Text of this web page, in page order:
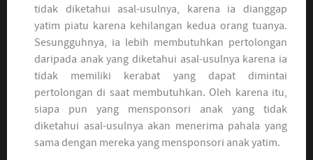
tidak diketahui asal-usulnya, karena ia dianggap
yatim piatu karena kehilangan kedua orang tuanya.
Sesungguhnya, ia lebih membutuhkan pertolongan
daripada anak yang diketahui asal-usulnya karena ia
tidak memiliki kerabat yang dapat dimintai
pertolongan di saat membutuhkan. Oleh karena itu,
siapa pun yang mensponsori anak yang tidak
diketahui asal-usulnya akan menerima pahala yang
sama dengan mereka yang mensponsori anak yatim.